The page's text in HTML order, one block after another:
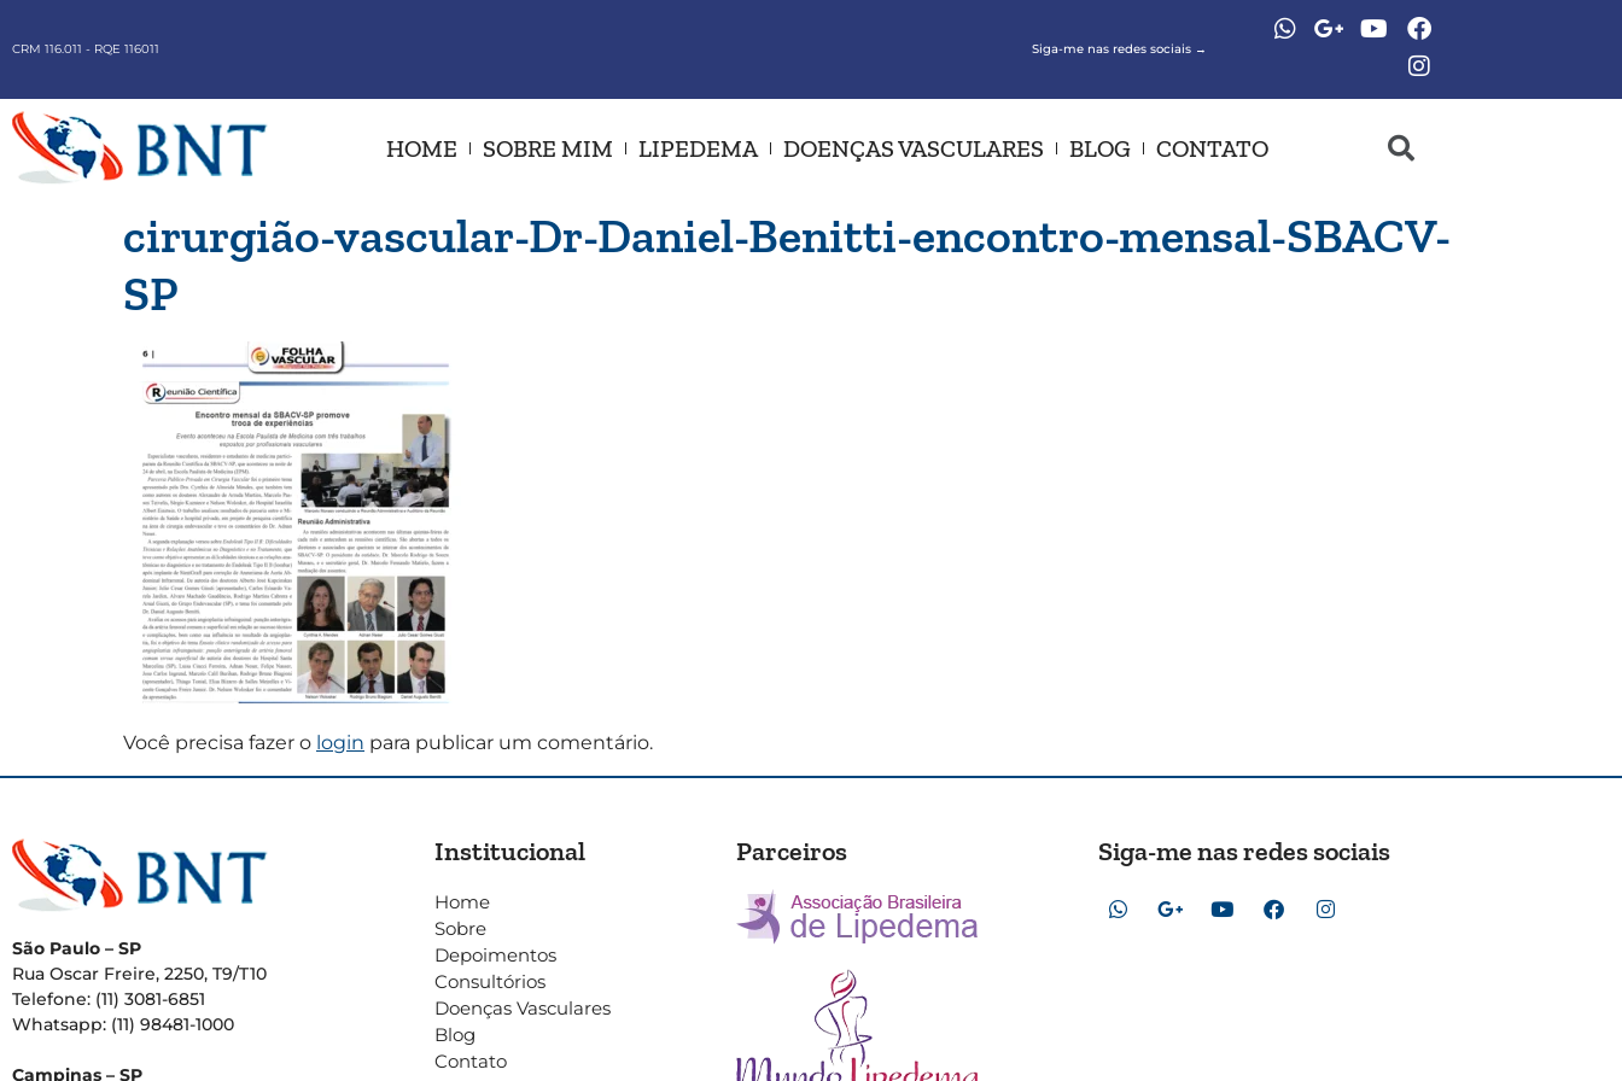
CRM 116.011 - RQE 116011 Siga-me nas redes sociais →
HOME SOBRE MIM LIPEDEMA DOENÇAS VASCULARES BLOG CONTATO
cirurgião-vascular-Dr-Daniel-Benitti-encontro-mensal-SBACV-
SP
Você precisa fazer o login para publicar um comentário.
São Paulo – SP
Rua Oscar Freire, 2250, T9/T10
Telefone: (11) 3081-6851
Whatsapp: (11) 98481-1000
Campinas – SP
Institucional
Home
Sobre
Depoimentos
Consultórios
Doenças Vasculares
Blog
Contato
Parceiros Siga-me nas redes sociais